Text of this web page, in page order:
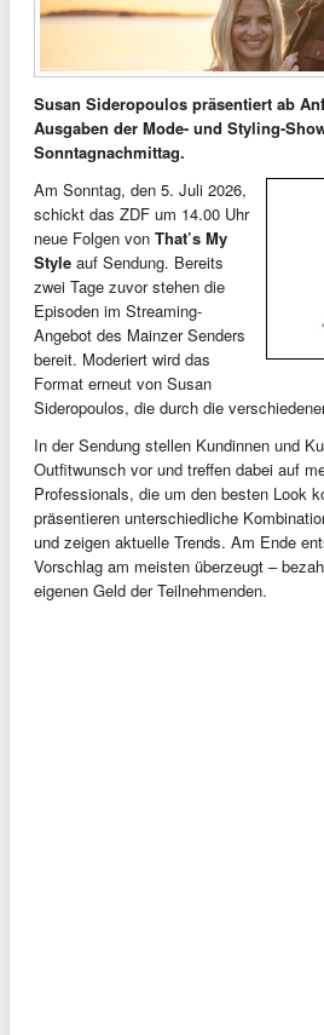
Susan Sideropoulos präsentiert ab
Ausgaben der Mode- und Styling-
Sonntagnachmittag.
Am Sonntag, den 5. Juli 2026,
schickt das ZDF um 14.00 Uhr
neue Folgen von That’s My
Style auf Sendung. Bereits
zwei Tage zuvor stehen die
Episoden im Streaming-
Angebot des Mainzer Senders
bereit. Moderiert wird das
Format erneut von Susan
Sideropoulos, die durch die
In der Sendung stellen Kundinnen und
Outfitwunsch vor und treffen dabei auf
Professionals, die um den besten Look
präsentieren unterschiedliche
und zeigen aktuelle Trends. Am Ende
Vorschlag am meisten überzeugt –
eigenen Geld der Teilnehmenden.